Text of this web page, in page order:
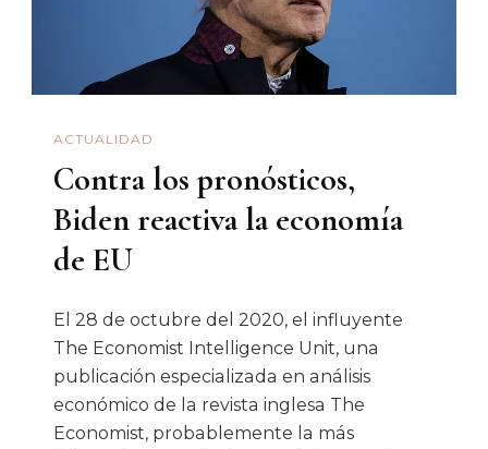
ACTUALIDAD
Contra los pronósticos,
Biden reactiva la economía
de EU
El 28 de octubre del 2020, el influyente
The Economist Intelligence Unit, una
publicación especializada en análisis
económico de la revista inglesa The
Economist, probablemente la más